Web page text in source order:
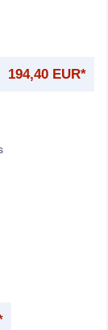
194,40 EUR*